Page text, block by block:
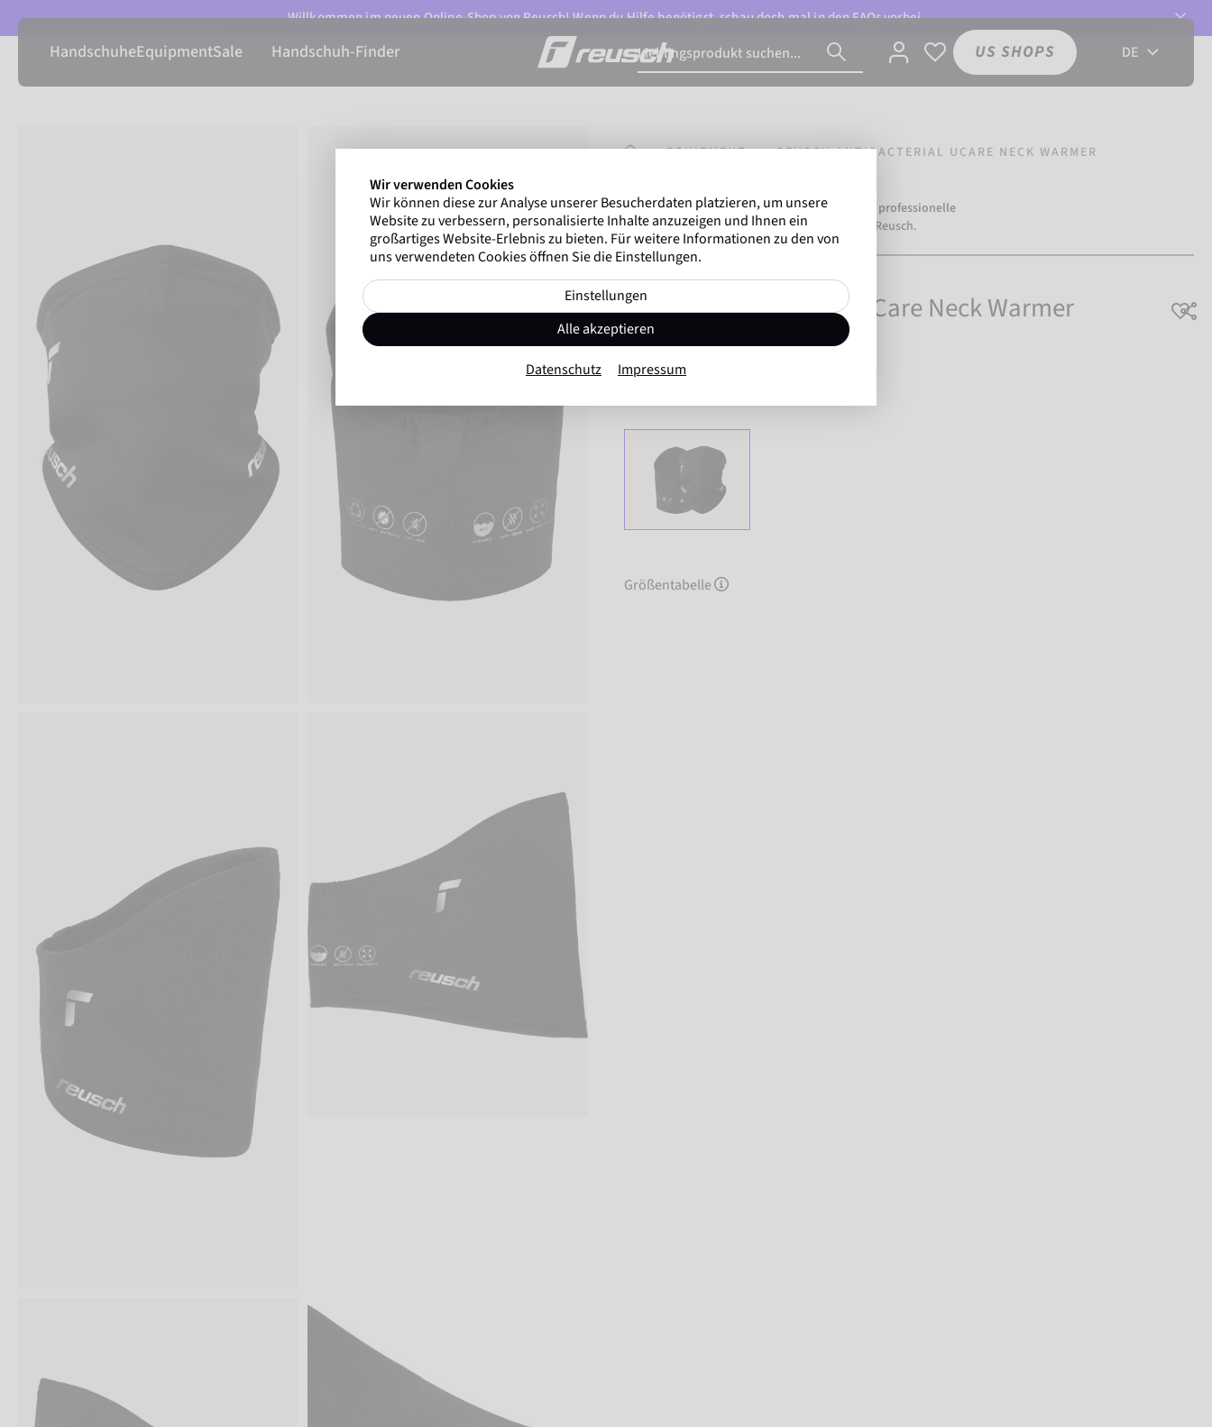
Willkommen im neuen Online-Shop von Reusch! Wenn du Hilfe benötigst, schau doch mal in denFAQsvorbei.
HandschuheEquipmentSale Handschuh-Finder US SHOPS DE
STARTSEITEEQUIPMENT REUSCH ANTIBACTERIAL UCARE NECK WARMER
Marco Odermatt und mehr als
500 professionelle
Winterathletenweltweit vertrauen auf Reusch.
Reusch Antibacterial UCare Neck Warmer
Artikel-Nr. 6089040
Größentabelle
Wir verwenden Cookies
Wir können diese zur Analyse unserer Besucherdaten platzieren, um unsere
Website zu verbessern, personalisierte Inhalte anzuzeigen und Ihnen ein
großartiges Website-Erlebnis zu bieten. Für weitere Informationen zu den von
uns verwendeten Cookies öffnen Sie die Einstellungen.
Einstellungen
Alle akzeptieren
Datenschutz Impressum